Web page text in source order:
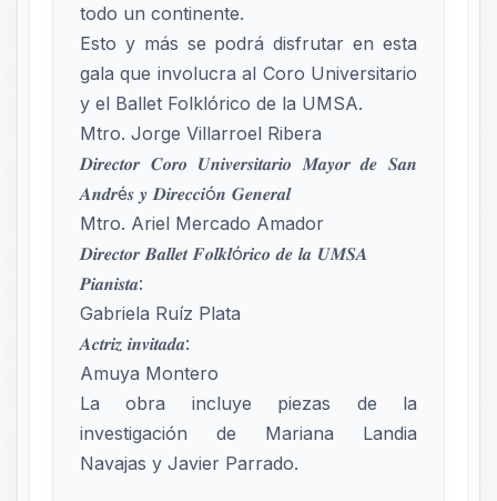
todo un continente.
Esto y más se podrá disfrutar en esta
gala que involucra al Coro Universitario
y el Ballet Folklórico de la UMSA.
Mtro. Jorge Villarroel Ribera
𝑫𝒊𝒓𝒆𝒄𝒕𝒐𝒓 𝑪𝒐𝒓𝒐 𝑼𝒏𝒊𝒗𝒆𝒓𝒔𝒊𝒕𝒂𝒓𝒊𝒐 𝑴𝒂𝒚𝒐𝒓 𝒅𝒆 𝑺𝒂𝒏
𝑨𝒏𝒅𝒓é𝒔 𝒚 𝑫𝒊𝒓𝒆𝒄𝒄𝒊ó𝒏 𝑮𝒆𝒏𝒆𝒓𝒂𝒍
Mtro. Ariel Mercado Amador
𝑫𝒊𝒓𝒆𝒄𝒕𝒐𝒓 𝑩𝒂𝒍𝒍𝒆𝒕 𝑭𝒐𝒍𝒌𝒍ó𝒓𝒊𝒄𝒐 𝒅𝒆 𝒍𝒂 𝑼𝑴𝑺𝑨
𝑷𝒊𝒂𝒏𝒊𝒔𝒕𝒂:
Gabriela Ruíz Plata
𝑨𝒄𝒕𝒓𝒊𝒛 𝒊𝒏𝒗𝒊𝒕𝒂𝒅𝒂:
Amuya Montero
La obra incluye piezas de la
investigación de Mariana Landia
Navajas y Javier Parrado.